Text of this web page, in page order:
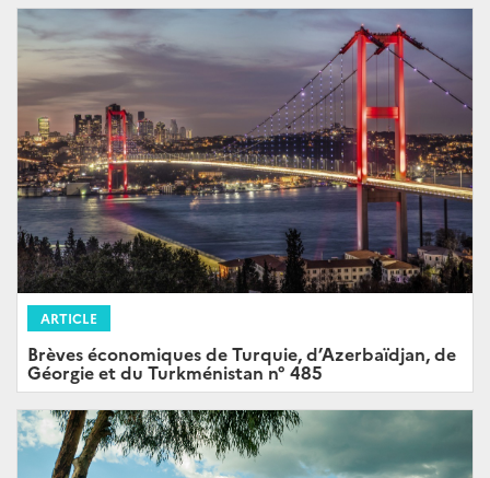
ARTICLE
Brèves économiques de Turquie, d’Azerbaïdjan, de
Géorgie et du Turkménistan n° 485